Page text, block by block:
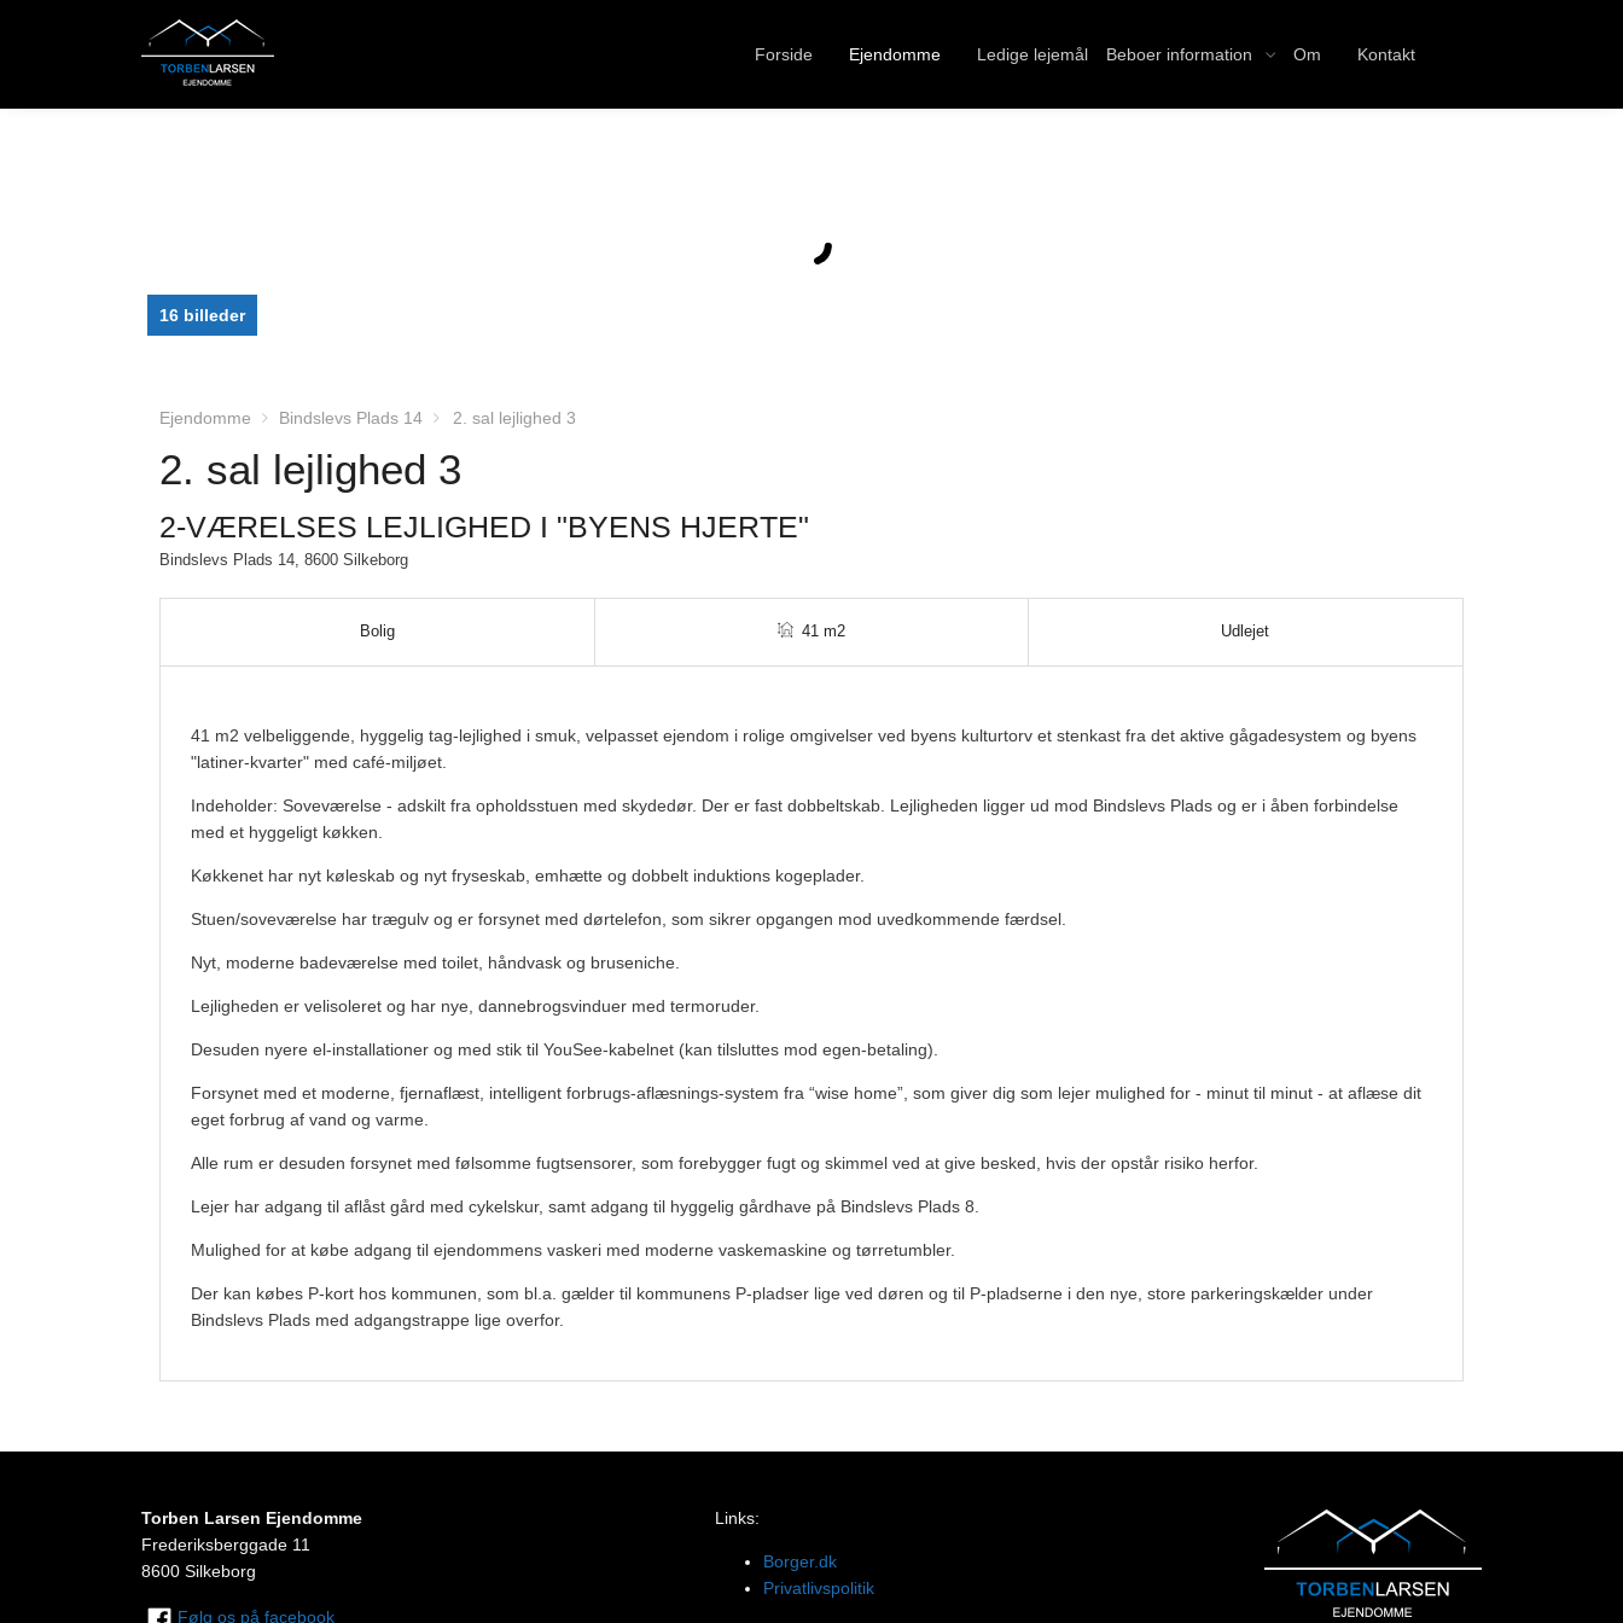
Forside Ejendomme Ledige lejemål Beboer information Om Kontakt
16 billeder
Ejendomme Bindslevs Plads 14 2. sal lejlighed 3
2. sal lejlighed 3
2-VÆRELSES LEJLIGHED I "BYENS HJERTE"
Bindslevs Plads 14, 8600 Silkeborg
Bolig 41 m2 Udlejet
41 m2 velbeliggende, hyggelig tag-lejlighed i smuk, velpasset ejendom i rolige omgivelser ved byens kulturtorv et stenkast fra det aktive gågadesystem og byens
"latiner-kvarter" med café-miljøet.
Indeholder: Soveværelse - adskilt fra opholdsstuen med skydedør. Der er fast dobbeltskab. Lejligheden ligger ud mod Bindslevs Plads og er i åben forbindelse
med et hyggeligt køkken.
Køkkenet har nyt køleskab og nyt fryseskab, emhætte og dobbelt induktions kogeplader.
Stuen/soveværelse har trægulv og er forsynet med dørtelefon, som sikrer opgangen mod uvedkommende færdsel.
Nyt, moderne badeværelse med toilet, håndvask og bruseniche.
Lejligheden er velisoleret og har nye, dannebrogsvinduer med termoruder.
Desuden nyere el-installationer og med stik til YouSee-kabelnet (kan tilsluttes mod egen-betaling).
Forsynet med et moderne, fjernaflæst, intelligent forbrugs-aflæsnings-system fra “wise home”, som giver dig som lejer mulighed for - minut til minut - at aflæse dit
eget forbrug af vand og varme.
Alle rum er desuden forsynet med følsomme fugtsensorer, som forebygger fugt og skimmel ved at give besked, hvis der opstår risiko herfor.
Lejer har adgang til aflåst gård med cykelskur, samt adgang til hyggelig gårdhave på Bindslevs Plads 8.
Mulighed for at købe adgang til ejendommens vaskeri med moderne vaskemaskine og tørretumbler.
Der kan købes P-kort hos kommunen, som bl.a. gælder til kommunens P-pladser lige ved døren og til P-pladserne i den nye, store parkeringskælder under
Bindslevs Plads med adgangstrappe lige overfor.
Torben Larsen Ejendomme
Frederiksberggade 11
8600 Silkeborg
Følg os på facebook
Links:
Borger.dk
Privatlivspolitik